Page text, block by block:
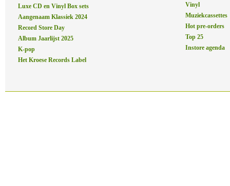
Luxe CD en Vinyl Box sets
Aangenaam Klassiek 2024
Record Store Day
Album Jaarlijst 2025
K-pop
Het Kroese Records Label
Vinyl
Muziekcassettes
Hot pre-orders
Top 25
Instore agenda